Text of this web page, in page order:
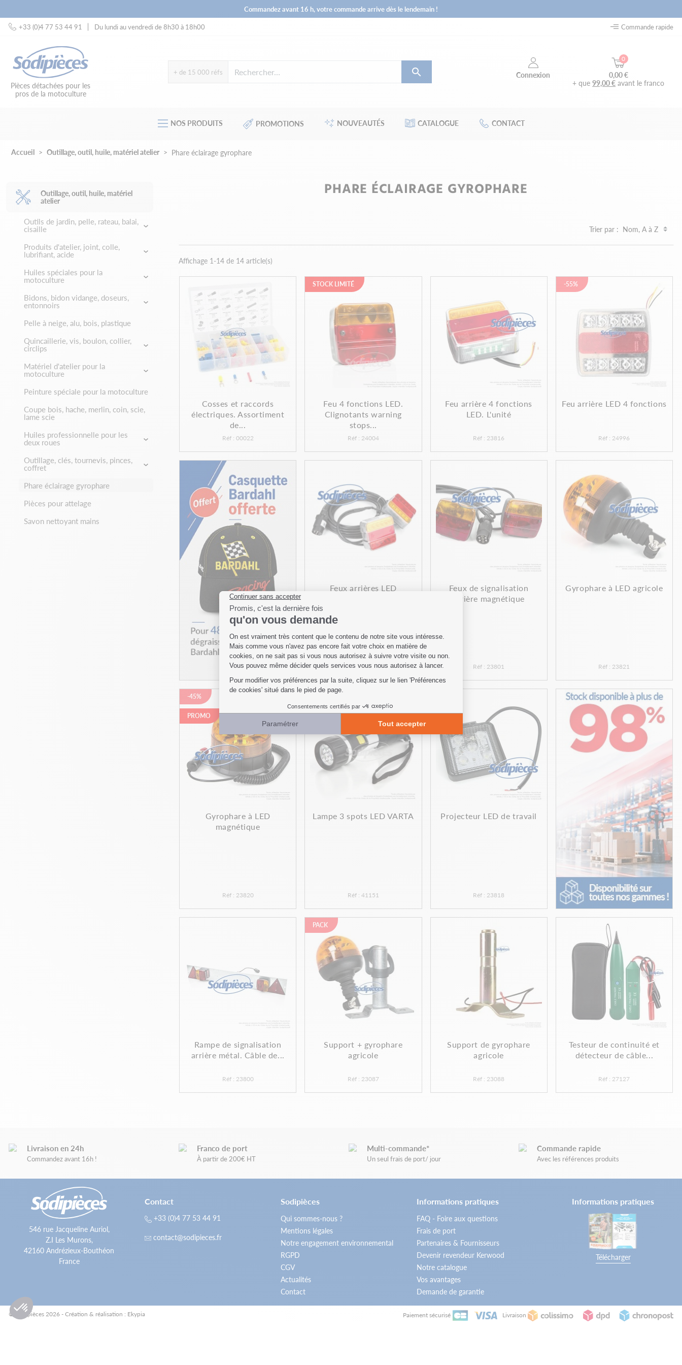
Commandez avant 16 h, votre commande arrive dès le lendemain !
+33 (0)4 77 53 44 91
Du lundi au vendredi de 8h30 à 18h00 Commande rapide
Pièces détachées pour les
pros de la motoculture
+ de 15 000 réfs  Connexion
0
0,00 €
+ que99,00 € avant le franco
NOS PRODUITS PROMOTIONS NOUVEAUTÉS CATALOGUE CONTACT
Accueil Outillage, outil, huile, matériel atelier Phare éclairage gyrophare
Outillage, outil, huile, matériel
atelier
Outils de jardin, pelle, rateau, balai,
cisaille
Produits d'atelier, joint, colle,
lubrifiant, acide
Huiles spéciales pour la
motoculture
Bidons, bidon vidange, doseurs,
entonnoirs
Pelle à neige, alu, bois, plastique
Quincaillerie, vis, boulon, collier,
circlips
Matériel d'atelier pour la
motoculture
Peinture spéciale pour la motoculture
Coupe bois, hache, merlin, coin, scie,
lame scie
Huiles professionnelle pour les
deux roues
Outillage, clés, tournevis, pinces,
coffret
Phare éclairage gyrophare
Pièces pour attelage
Savon nettoyant mains
PHARE ÉCLAIRAGE GYROPHARE
Trier par :
Affichage 1-14 de 14 article(s)
Cosses et raccords
électriques. Assortiment
de...
Réf : 00022
Feu 4 fonctions LED.
Clignotants warning
stops...
Réf : 24004
STOCK LIMITÉ
Feu arrière 4 fonctions
LED. L'unité
Réf : 23816
Feu arrière LED 4 fonctions
Réf : 24996
-55%
Feux arrières LED
Réf : 23817
Feux de signalisation
arrière magnétique
Réf : 23801
Gyrophare à LED agricole
Réf : 23821
Gyrophare à LED
magnétique
Réf : 23820
-45%
PROMO
Lampe 3 spots LED VARTA
Réf : 41151
PROMO
Projecteur LED de travail
Réf : 23818
Rampe de signalisation
arrière métal. Câble de...
Réf : 23800
Support + gyrophare
agricole
Réf : 23087
PACK
Support de gyrophare
agricole
Réf : 23088
Testeur de continuité et
détecteur de câble...
Réf : 27127
Livraison en 24h
Commandez avant 16h !
Franco de port
À partir de 200€ HT
Multi-commande*
Un seul frais de port/ jour
Commande rapide
Avec les références produits
546 rue Jacqueline Auriol,
Z.I Les Murons,
42160 Andrézieux-Bouthéon
France
Contact
+33 (0)4 77 53 44 91
contact@sodipieces.fr
Sodipièces
Qui sommes-nous ?
Mentions légales
Notre engagement environnemental
RGPD
CGV
Actualités
Contact
Informations pratiques
FAQ - Foire aux questions
Frais de port
Partenaires & Fournisseurs
Devenir revendeur Kerwood
Notre catalogue
Vos avantages
Demande de garantie
Informations pratiques
Télécharger
© Sodipièces 2026 - Création & réalisation : Ekypia Paiement sécurisé Livraison